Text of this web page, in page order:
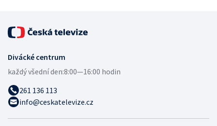
Divácké centrum
každý všední den:8:00—16:00 hodin
261 136 113
info@ceskatelevize.cz